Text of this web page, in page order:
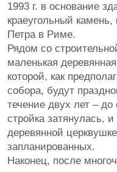
1993 г. в основание
краеугольный
Петра в Риме.
Рядом со
маленькая
которой, как
собора, будут
течение двух лет –
стройка затянулась,
деревянной
запланированных.
Наконец, после